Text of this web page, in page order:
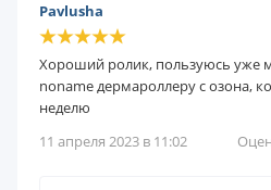
Pavlusha
Хороший ролик, пользуюсь уже
noname дермароллеру с озона,
неделю
11 апреля 2023 в 11:02